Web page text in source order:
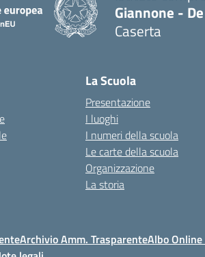
Giannone -
Caserta
La Scuola
Presentazione
I luoghi
I numeri della scuola
Le carte della scuola
Organizzazione
La storia
Archivio Amm. TrasparenteAlbo